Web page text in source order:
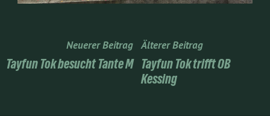
Neuerer Beitrag
Tayfun Tok besucht Tante M
Älterer Beitrag
Tayfun Tok trifft OB
Kessing